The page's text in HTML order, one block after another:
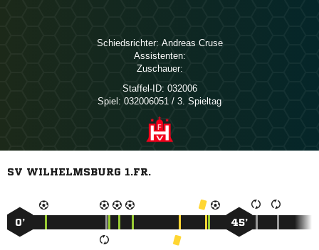
Schiedsrichter:  
Assistenten:
Zuschauer:
Staffel-ID: 032006
Spiel: 032006051 / 3. Spieltag
SV WILHELMSBURG 1.FR.
0’ 45’